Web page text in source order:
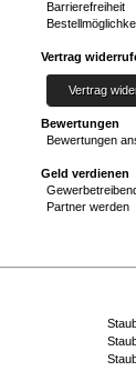
Barrierefreiheit
Vertrag
Vertrag
Bewertungen
Bewertungen
Geld verdienen
Partner werden